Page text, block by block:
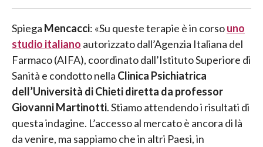
Spiega Mencacci: «Su queste terapie è in corsouno
studio italiano autorizzato dall’Agenzia Italiana del
Farmaco (AIFA), coordinato dall’Istituto Superiore di
Sanità e condotto nella Clinica Psichiatrica
dell’Università di Chieti diretta da professor
Giovanni Martinotti. Stiamo attendendo i risultati di
questa indagine. L’accesso al mercato è ancora di là
da venire, ma sappiamo che in altri Paesi, in